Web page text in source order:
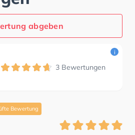
abgeben
3 Bewertungen
i
Bewertung